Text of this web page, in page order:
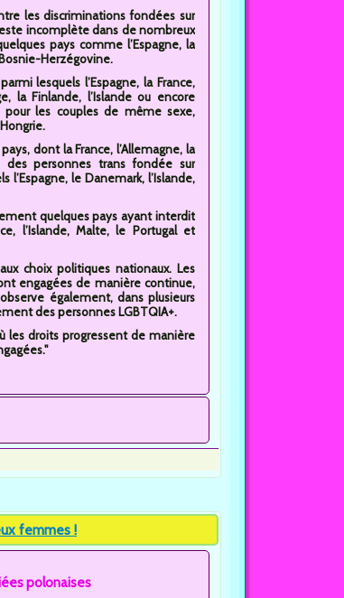
les discriminations fondées sur
incomplète dans de nombreux
pays comme l’Espagne, la
Herzégovine.
lesquels l’Espagne, la France,
la Finlande, l’Islande ou encore
pour les couples de même sexe,
dont la France, l’Allemagne, la
des personnes trans fondée sur
l’Espagne, le Danemark, l’Islande,
quelques pays ayant interdit
l’Islande, Malte, le Portugal et
choix politiques nationaux. Les
engagées de manière continue,
également, dans plusieurs
des personnes LGBTQIA+.
les droits progressent de manière
femmes !
polonaises